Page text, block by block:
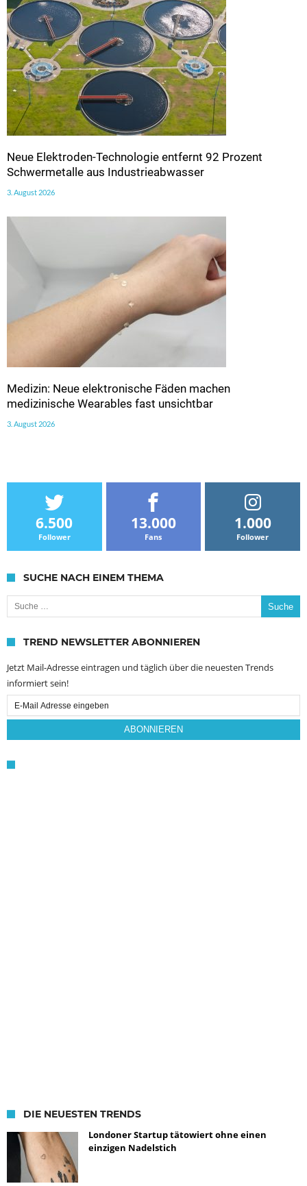
Neue Elektroden-Technologie entfernt 92 Prozent
Schwermetalle aus Industrieabwasser
3. August 2026
Medizin: Neue elektronische Fäden machen
medizinische Wearables fast unsichtbar
3. August 2026
6.500
Follower
13.000
Fans
1.000
Follower
SUCHE NACH EINEM THEMA
Suche nach:
TREND NEWSLETTER ABONNIEREN
Jetzt Mail-Adresse eintragen und täglich über die neuesten Trends
informiert sein!
Email
Subscription
ABONNIEREN
DIE NEUESTEN TRENDS
Londoner Startup tätowiert ohne einen
einzigen Nadelstich